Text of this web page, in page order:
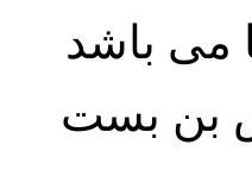
می باشد
بن بست